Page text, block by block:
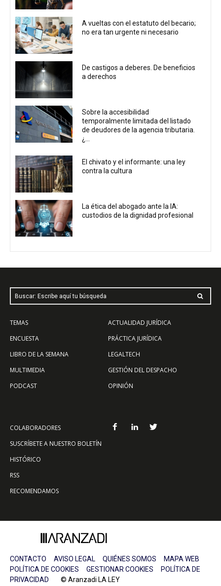
A vueltas con el estatuto del becario;
no era tan urgente ni necesario
De castigos a deberes. De beneficios
a derechos
Sobre la accesibilidad
temporalmente limitada del listado
de deudores de la agencia tributaria.
¿...
El chivato y el informante: una ley
contra la cultura
La ética del abogado ante la IA:
custodios de la dignidad profesional
Buscar: Escribe aquí tu búsqueda
TEMAS
ENCUESTA
LIBRO DE LA SEMANA
MULTIMEDIA
PODCAST
ACTUALIDAD JURÍDICA
PRÁCTICA JURÍDICA
LEGALTECH
GESTIÓN DEL DESPACHO
OPINIÓN
COLABORADORES
SUSCRÍBETE A NUESTRO BOLETÍN
HISTÓRICO
RSS
RECOMENDAMOS
CONTACTO AVISO LEGAL QUIÉNES SOMOS
MAPA WEB
POLÍTICA DE COOKIES
GESTIONAR COOKIES
POLÍTICA DE
PRIVACIDAD © Aranzadi LA LEY